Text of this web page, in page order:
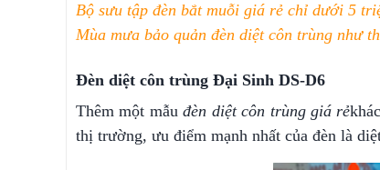
Bộ sưu tập đèn bắt muỗi giá rẻ chỉ dưới 5
Mùa mưa bảo quản đèn diệt côn trùng như
Đèn diệt côn trùng Đại Sinh DS-D6
Thêm một mẫuđèn diệt côn trùng giá rẻ
thị trường, ưu điểm mạnh nhất của đèn là